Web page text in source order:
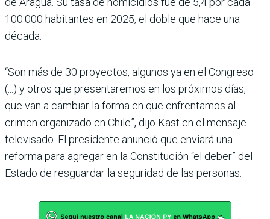
100.000 habitantes en 2025, el doble que hace una
década.
“Son más de 30 proyectos, algunos ya en el Congreso
(...) y otros que presentaremos en los próximos días,
que van a cambiar la forma en que enfrentamos al
crimen organizado en Chile”, dijo Kast en el mensaje
televisado. El presidente anunció que enviará una
reforma para agregar en la Constitución “el deber” del
Estado de resguardar la seguridad de las personas.